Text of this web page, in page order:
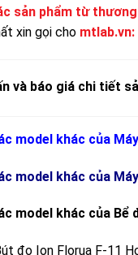
sản phẩm từ
xin gọi cho mtlab.vn:
và báo giá chi tiết
model khác của
model khác của
model khác của Bể
đo Ion Florua F-11